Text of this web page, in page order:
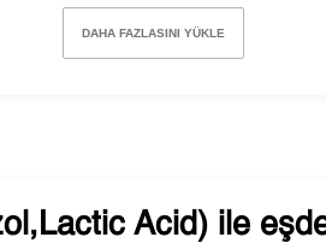
DAHA FAZLASINI YÜKLE
Acid) ile